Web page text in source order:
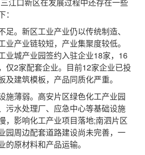
。新区工业产业仍以传统制造、
业产业链较短，产业集聚度较低。
业城产业园签约入驻企业18家，16
仅2家配套企业。目前12家企业已投
及建筑模板，产品同质化严重。
薄弱。高安片区绿色化工产业园
污水处理厂、应急中心等基础设施
，影响化工产业项目落地;南泗片区
园周边配套道路建设尚未完善，一
的原材料和产品运输。